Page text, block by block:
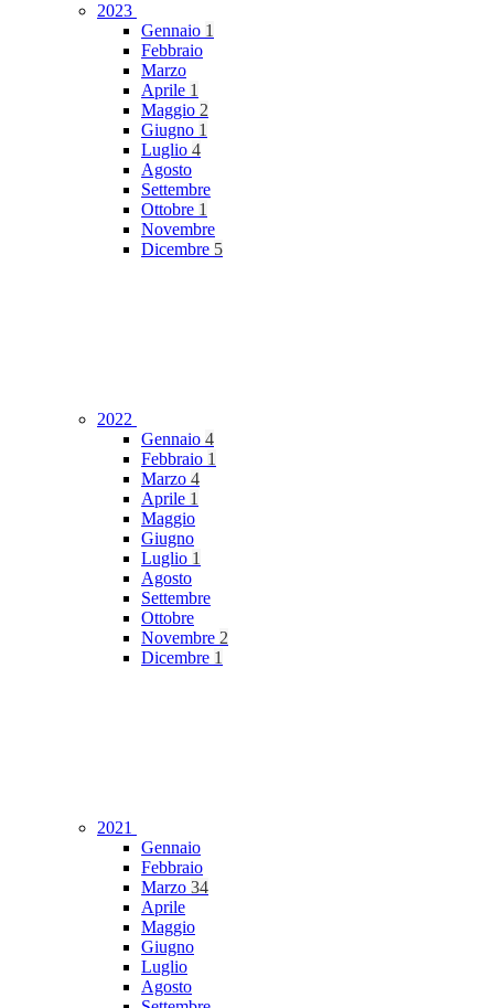
2023
Gennaio 1
Febbraio
Marzo
Aprile 1
Maggio 2
Giugno 1
Luglio 4
Agosto
Settembre
Ottobre 1
Novembre
Dicembre 5
2022
Gennaio 4
Febbraio 1
Marzo 4
Aprile 1
Maggio
Giugno
Luglio 1
Agosto
Settembre
Ottobre
Novembre 2
Dicembre 1
2021
Gennaio
Febbraio
Marzo 34
Aprile
Maggio
Giugno
Luglio
Agosto